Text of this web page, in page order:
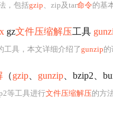
，包括gzip、zip及tar命令的基本
gz文件压缩解压工具
工具，本文详细介绍了gunzip的
（gzip gunzip 、bzip2、
等工具进行文件压缩解压的方